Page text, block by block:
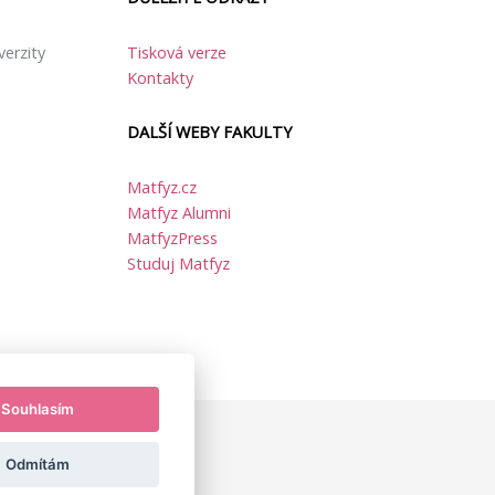
Tisková verze
Kontakty
DALŠÍ WEBY FAKULTY
Matfyz.cz
Matfyz Alumni
MatfyzPress
Studuj Matfyz
Souhlasím
Odmítám